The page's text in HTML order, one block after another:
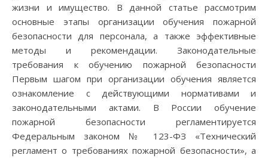
жизни и имущество. В данной статье рассмотрим
основные этапы организации обучения пожарной
безопасности для персонала, а также эффективные
методы и рекомендации. Законодательные
требования к обучению пожарной безопасности
Первым шагом при организации обучения является
ознакомление с действующими нормативами и
законодательными актами. В России обучение
пожарной безопасности регламентируется
Федеральным законом № 123-ФЗ «Технический
регламент о требованиях пожарной безопасности», а